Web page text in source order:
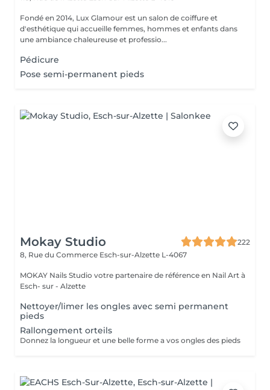
Fondé en 2014, Lux Glamour est un salon de coiffure et
d'esthétique qui accueille femmes, hommes et enfants dans
une ambiance chaleureuse et professio...
Pédicure
Pose semi-permanent pieds
Mokay Studio
222
8, Rue du Commerce Esch-sur-Alzette L-4067
MOKAY Nails Studio votre partenaire de référence en Nail Art à
Esch- sur - Alzette
Nettoyer/limer les ongles avec semi permanent
pieds
Rallongement orteils
Donnez la longueur et une belle forme a vos ongles des pieds